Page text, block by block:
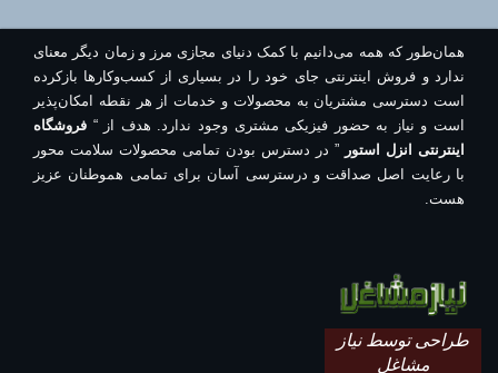
همان‌طور که همه می‌دانیم با کمک دنیای مجازی مرز و زمان دیگر معنای
ندارد و فروش اینترنتی جای خود را در بسیاری از کسب‌وکارها بازکرده
است دسترسی مشتریان به محصولات و خدمات از هر نقطه امکان‌پذیر
است و نیاز به حضور فیزیکی مشتری وجود ندارد. هدف از “ فروشگاه
اینترنتی انزل استور ” در دسترس بودن تمامی محصولات سلامت محور
با رعایت اصل صداقت و درسترسی آسان برای تمامی هموطنان عزیز
هست.
طراحی توسط نیاز
مشاغل